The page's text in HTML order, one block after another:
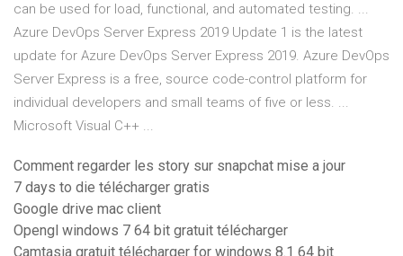
can be used for load, functional, and automated testing. ...
Azure DevOps Server Express 2019 Update 1 is the latest
update for Azure DevOps Server Express 2019. Azure DevOps
Server Express is a free, source code-control platform for
individual developers and small teams of five or less. ...
Microsoft Visual C++ ...
Comment regarder les story sur snapchat mise a jour
7 days to die télécharger gratis
Google drive mac client
Opengl windows 7 64 bit gratuit télécharger
Camtasia gratuit télécharger for windows 8.1 64 bit